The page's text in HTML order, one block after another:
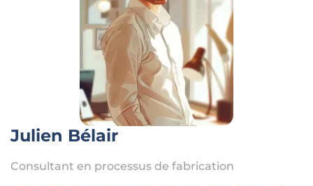
Julien Bélair
Consultant en processus de fabrication